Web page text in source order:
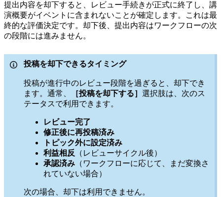
提出内容を却下すると、レビュー手続きが正式に終了し、講
演概要がイベントに含まれないことが確定します。これは最
終的な評価決定です。却下後、提出内容はワークフローの次
の段階には進みません。
投稿を却下できるタイミング
投稿が進行中のレビュー段階を過ぎると、却下でき
ます。通常、
［投稿を却下する］ 選択肢は、次のス
テータスで利用できます。
レビュー完了
修正後に再投稿済み
トピック外に設定済み
利益相反
（レビューサイクル後）
承認済み （ワークフローに応じて、まだ変換さ
れていない場合）
次の場合、却下は利用できません。